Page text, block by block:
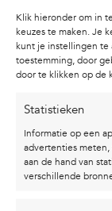
Klik hieronder om in
keuzes te maken. Je
kunt je instellingen te
toestemming, door
door te klikken op de
Statistieken
Informatie op een
advertenties
aan de hand van
verschillende
BEKIJK